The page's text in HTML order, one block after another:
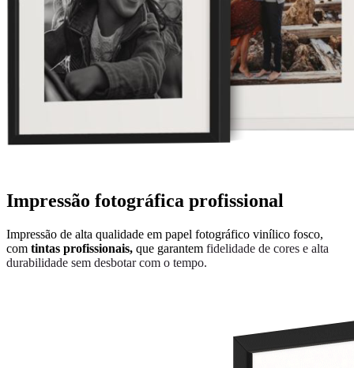
Impressão fotográfica profissional
Impressão de alta qualidade em papel fotográfico vinílico fosco,
com tintas profissionais, que garantem fidelidade de cores e alta
durabilidade sem desbotar com o tempo.